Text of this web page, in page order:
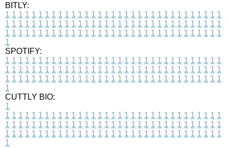
BITLY:
1 1 1 1 1 1 1 1 1 1 1 1 1 1 1 1 1 1 1 1 1 1 1 1 1 1 1 1 1 1 1 1 1
1 1 1 1 1 1 1 1 1 1 1 1 1 1 1 1 1 1 1 1 1 1 1 1 1 1 1 1 1 1 1 1 1
1 1 1 1 1 1 1 1 1 1 1 1 1 1 1 1 1 1 1 1 1 1 1 1 1 1 1 1 1 1 1 1 1
1
SPOTIFY:
1 1 1 1 1 1 1 1 1 1 1 1 1 1 1 1 1 1 1 1 1 1 1 1 1 1 1 1 1 1 1 1 1
1 1 1 1 1 1 1 1 1 1 1 1 1 1 1 1 1 1 1 1 1 1 1 1 1 1 1 1 1 1 1 1 1
1 1 1 1 1 1 1 1 1 1 1 1 1 1 1 1 1 1 1 1 1 1 1 1 1 1 1 1 1 1 1 1 1
1
CUTTLY BIO:
1
1 1 1 1 1 1 1 1 1 1 1 1 1 1 1 1 1 1 1 1 1 1 1 1 1 1 1 1 1 1 1 1 1
1 1 1 1 1 1 1 1 1 1 1 1 1 1 1 1 1 1 1 1 1 1 1 1 1 1 1 1 1 1 1 1 1
1 1 1 1 1 1 1 1 1 1 1 1 1 1 1 1 1 1 1 1 1 1 1 1 1 1 1 1 1 1 1 1 1
1